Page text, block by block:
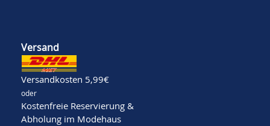
Versand
Versandkosten 5,99€
oder
Kostenfreie Reservierung &
Abholung im Modehaus